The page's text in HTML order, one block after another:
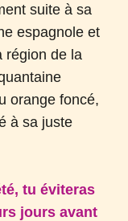
suite à sa
espagnole et
région de la
orange foncé,
à sa juste
tu éviteras
jours avant